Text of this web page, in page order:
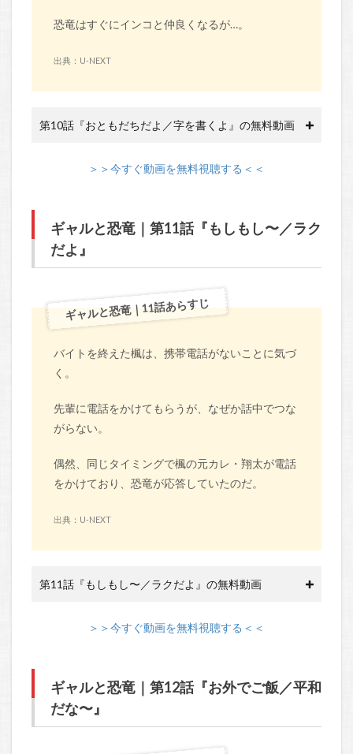
恐竜はすぐにインコと仲良くなるが…。
出典：U-NEXT
第10話『おともだちだよ／字を書くよ』の無料動画
＞＞今すぐ動画を無料視聴する＜＜
ギャルと恐竜｜第11話『もしもし〜／ラク
だよ』
ギャルと恐竜｜11話あらすじ
バイトを終えた楓は、携帯電話がないことに気づ
く。
先輩に電話をかけてもらうが、なぜか話中でつな
がらない。
偶然、同じタイミングで楓の元カレ・翔太が電話
をかけており、恐竜が応答していたのだ。
出典：U-NEXT
第11話『もしもし〜／ラクだよ』の無料動画
＞＞今すぐ動画を無料視聴する＜＜
ギャルと恐竜｜第12話『お外でご飯／平和
だな〜』